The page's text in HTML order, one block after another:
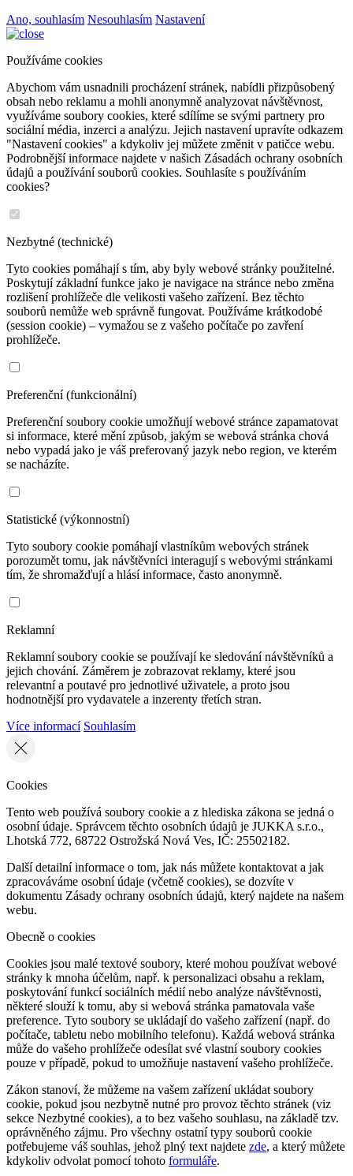
Ano, souhlasím Nesouhlasím Nastavení
Používáme cookies
Abychom vám usnadnili procházení stránek, nabídli přizpůsobený
obsah nebo reklamu a mohli anonymně analyzovat návštěvnost,
využíváme soubory cookies, které sdílíme se svými partnery pro
sociální média, inzerci a analýzu. Jejich nastavení upravíte odkazem
"Nastavení cookies" a kdykoliv jej můžete změnit v patičce webu.
Podrobnější informace najdete v našich Zásadách ochrany osobních
údajů a používání souborů cookies. Souhlasíte s používáním
cookies?
Nezbytné (technické)
Tyto cookies pomáhají s tím, aby byly webové stránky použitelné.
Poskytují základní funkce jako je navigace na stránce nebo změna
rozlišení prohlížeče dle velikosti vašeho zařízení. Bez těchto
souborů nemůže web správně fungovat. Používáme krátkodobé
(session cookie) – vymažou se z vašeho počítače po zavření
prohlížeče.
Preferenční (funkcionální)
Preferenční soubory cookie umožňují webové stránce zapamatovat
si informace, které mění způsob, jakým se webová stránka chová
nebo vypadá jako je váš preferovaný jazyk nebo region, ve kterém
se nacházíte.
Statistické (výkonnostní)
Tyto soubory cookie pomáhají vlastníkům webových stránek
porozumět tomu, jak návštěvníci interagují s webovými stránkami
tím, že shromažďují a hlásí informace, často anonymně.
Reklamní
Reklamní soubory cookie se používají ke sledování návštěvníků a
jejich chování. Záměrem je zobrazovat reklamy, které jsou
relevantní a poutavé pro jednotlivé uživatele, a proto jsou
hodnotnější pro vydavatele a inzerenty třetích stran.
Více informací Souhlasím
Cookies
Tento web používá soubory cookie a z hlediska zákona se jedná o
osobní údaje. Správcem těchto osobních údajů je JUKKA s.r.o.,
Lhotská 772, 68722 Ostrožská Nová Ves, IČ: 25502182.
Další detailní informace o tom, jak nás můžete kontaktovat a jak
zpracováváme osobní údaje (včetně cookies), se dozvíte v
dokumentu Zásady ochrany osobních údajů, který najdete na našem
webu.
Obecně o cookies
Cookies jsou malé textové soubory, které mohou používat webové
stránky k mnoha účelům, např. k personalizaci obsahu a reklam,
poskytování funkcí sociálních médií nebo analýze návštěvnosti,
některé slouží k tomu, aby si webová stránka pamatovala vaše
preference. Tyto soubory se ukládají do vašeho zařízení (např. do
počítače, tabletu nebo mobilního telefonu). Každá webová stránka
může do vašeho prohlížeče odesílat své vlastní soubory cookies
pouze v případě, pokud to umožňuje nastavení vašeho prohlížeče.
Zákon stanoví, že můžeme na vašem zařízení ukládat soubory
cookie, pokud jsou nezbytně nutné pro provoz těchto stránek (viz
sekce Nezbytné cookies), a to bez vašeho souhlasu, na základě tzv.
oprávněného zájmu. Pro všechny ostatní typy souborů cookie
potřebujeme váš souhlas, jehož plný text najdete zde, a který můžete
kdykoliv odvolat pomocí tohoto formuláře.